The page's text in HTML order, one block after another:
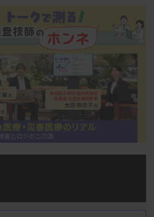
査×わくわくプロジェクト）を迎